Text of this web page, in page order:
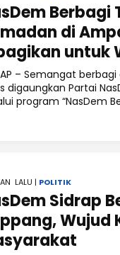
Berbagi
di
untuk
– Semangat
digaungkan Partai
program “NasDem
LALU | POLITIK
Sidrap
Wujud